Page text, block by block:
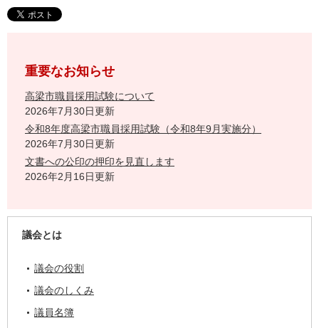
重要なお知らせ
高梁市職員採用試験について
2026年7月30日更新
令和8年度高梁市職員採用試験（令和8年9月実施分）
2026年7月30日更新
文書への公印の押印を見直します
2026年2月16日更新
議会とは
議会の役割
議会のしくみ
議員名簿